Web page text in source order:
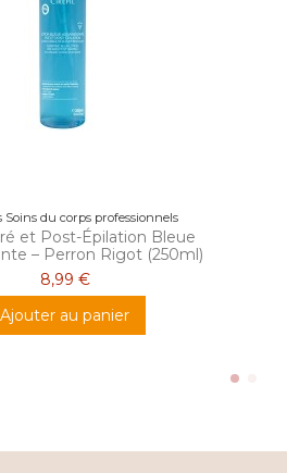
Soins du corps professionnels
et Post-Épilation Bleue
– Perron Rigot (250ml)
8,99 €
Ajouter au panier